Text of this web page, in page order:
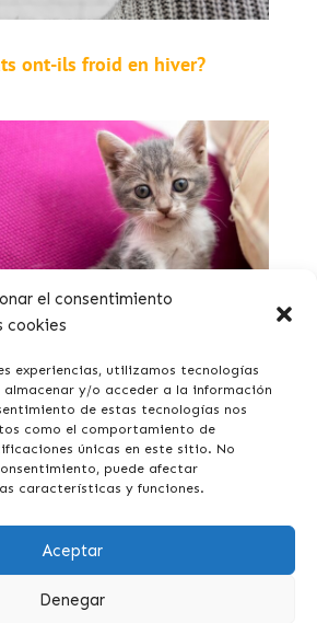
el consentimiento
cookies
experiencias, utilizamos tecnologías
y/o acceder a la información
de estas tecnologías nos
como el comportamiento de
únicas en este sitio. No
puede afectar
características y funciones.
Aceptar
Denegar
ont-ils froid en hiver?
savoir quand on accueille un chat